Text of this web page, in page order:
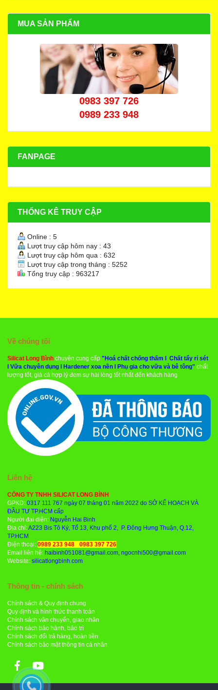
MUA SẢN PHẨM
0983 397 726
0989 233 948
FANPAGE
THỐNG KÊ TRUY CẬP
Online : 5
Lượt truy cập hôm nay : 43
Lượt truy cập hôm qua : 632
Lượt truy cập trong tháng : 5252
Tổng truy cập : 963217
Về chúng tôi
Silicat Long Bình chuyên cung cấp " Hoá chất chống thấm
Chất tẩy rỉ sét
Vữa chuyên dụng Hardener xoa nền Phụ gia cho vữa và bê tông" chất
lượng tốt, giá cả hợp lý đem sự hài lòng tốt nhất đến khách hàng
Liên hệ
CÔNG TY TNHH SILICAT LONG BÌNH
GPKD: 0317 111 767 ngày 07 tháng 01 năm 2022 do SỞ KẾ HOẠCH VÀ
ĐẦU TƯ TP.HCM cấp
Người đại diện: Nguyễn Hai Binh
Địa chỉ:A223 Bis Tô Ký, Tổ 13, Khu phố 2, P. Đông Hưng Thuận, Q.12,
TP.HCM
Điện thoại: 0989 233 948 - 0983 397 726
Email liên hệ: haibinh051081@gmail.com, ngocnhi500@gmail.com
Website: silicatlongbinh.com
Thông tin - chính sách
Chính sách & Quy định chung
Quy định và hình thức thanh toán
Chính sách vận chuyển, giao nhận
Chính sách bảo hành, bảo trì
Chính sách đổi trả hàng, hoàn tiền
Chính sách bảo mật thông tin cá nhân